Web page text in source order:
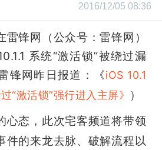
2016/12/05 08:36
锋网（公众号：雷锋网）
系统“激活锁”被绕过漏
锋网昨日报道：《iOS 10.1
“激活锁”强行进入主屏》
）
心态，此次宅客频道将带领
件的来龙去脉、破解流程以